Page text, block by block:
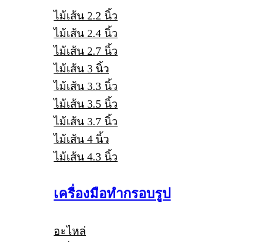
ไม้เส้น 2.2 นิ้ว
ไม้เส้น 2.4 นิ้ว
ไม้เส้น 2.7 นิ้ว
ไม้เส้น 3 นิ้ว
ไม้เส้น 3.3 นิ้ว
ไม้เส้น 3.5 นิ้ว
ไม้เส้น 3.7 นิ้ว
ไม้เส้น 4 นิ้ว
ไม้เส้น 4.3 นิ้ว
เครื่องมือทำกรอบรูป
อะไหล่